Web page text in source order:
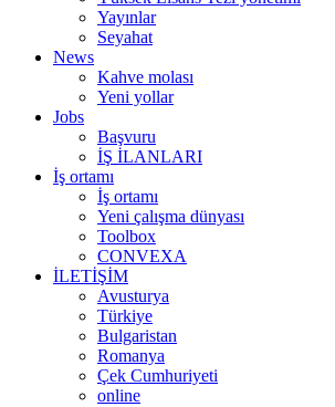
Yayınlar
Seyahat
News
Kahve molası
Yeni yollar
Jobs
Başvuru
İŞ İLANLARI
İş ortamı
İş ortamı
Yeni çalışma dünyası
Toolbox
CONVEXA
İLETİŞİM
Avusturya
Türkiye
Bulgaristan
Romanya
Çek Cumhuriyeti
online